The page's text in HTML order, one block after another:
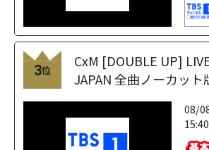
3位
CxM [DOUBLE UP]
JAPAN 全曲ノーカット
08/